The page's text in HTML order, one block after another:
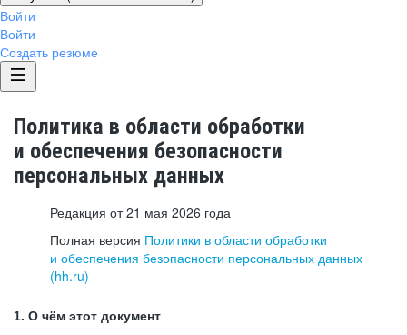
Войти
Войти
Создать резюме
Политика в области обработки
и обеспечения безопасности
персональных данных
Редакция от 21 мая 2026 года
Полная версия Политики в области обработки
и обеспечения безопасности персональных данных
(hh.ru)
1. О чём этот документ